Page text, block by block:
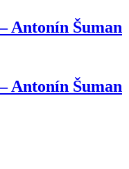
Antonín Šuman
Antonín Šuman